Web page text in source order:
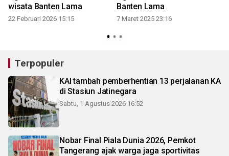
wisata Banten Lama
22 Februari 2026 15:15
Banten Lama
7 Maret 2025 23:16
Terpopuler
KAI tambah pemberhentian 13 perjalanan KA
di Stasiun Jatinegara
Sabtu, 1 Agustus 2026 16:52
Nobar Final Piala Dunia 2026, Pemkot
Tangerang ajak warga jaga sportivitas